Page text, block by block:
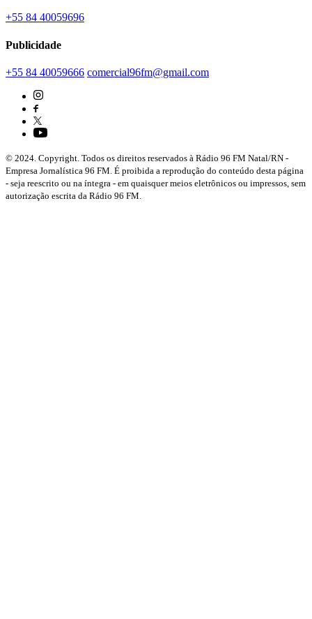
+55 84 40059696
Publicidade
+55 84 40059666 comercial96fm@gmail.com
© 2024. Copyright. Todos os direitos reservados à Rádio 96 FM Natal/RN -
Empresa Jornalística 96 FM. É proibida a reprodução do conteúdo desta página
- seja reescrito ou na íntegra - em quaisquer meios eletrônicos ou impressos, sem
autorização escrita da Rádio 96 FM.